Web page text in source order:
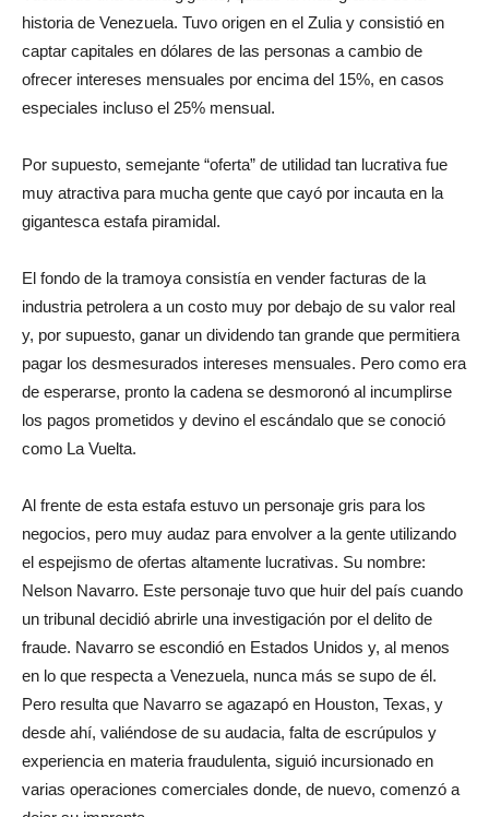
historia de Venezuela. Tuvo origen en el Zulia y consistió en
captar capitales en dólares de las personas a cambio de
ofrecer intereses mensuales por encima del 15%, en casos
especiales incluso el 25% mensual.
Por supuesto, semejante “oferta” de utilidad tan lucrativa fue
muy atractiva para mucha gente que cayó por incauta en la
gigantesca estafa piramidal.
El fondo de la tramoya consistía en vender facturas de la
industria petrolera a un costo muy por debajo de su valor real
y, por supuesto, ganar un dividendo tan grande que permitiera
pagar los desmesurados intereses mensuales. Pero como era
de esperarse, pronto la cadena se desmoronó al incumplirse
los pagos prometidos y devino el escándalo que se conoció
como La Vuelta.
Al frente de esta estafa estuvo un personaje gris para los
negocios, pero muy audaz para envolver a la gente utilizando
el espejismo de ofertas altamente lucrativas. Su nombre:
Nelson Navarro. Este personaje tuvo que huir del país cuando
un tribunal decidió abrirle una investigación por el delito de
fraude. Navarro se escondió en Estados Unidos y, al menos
en lo que respecta a Venezuela, nunca más se supo de él.
Pero resulta que Navarro se agazapó en Houston, Texas, y
desde ahí, valiéndose de su audacia, falta de escrúpulos y
experiencia en materia fraudulenta, siguió incursionado en
varias operaciones comerciales donde, de nuevo, comenzó a